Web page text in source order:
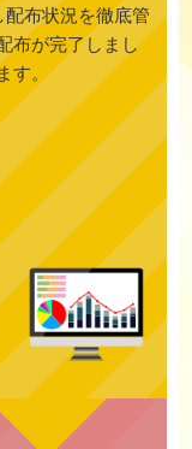
布状況を徹底管
布が完了しまし
す。